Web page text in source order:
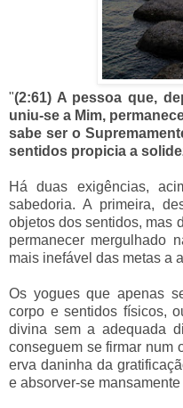
"(2:61) A pessoa que,
uniu-se a Mim,
sabe ser o
sentidos propicia a
Há duas exigências,
sabedoria. A primeira,
objetos dos sentidos, mas
permanecer mergulhado
mais inefável das metas a
Os yogues que apenas
corpo e sentidos físicos,
divina sem a adequada
conseguem se firmar num
erva daninha da
e absorver-se